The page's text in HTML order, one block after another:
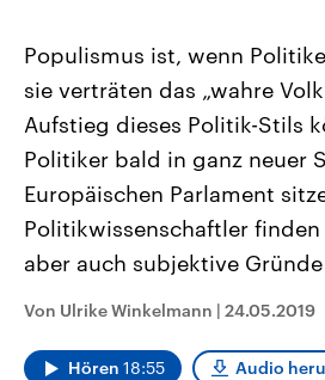
Landtagswahl Sachsen-Anhalt
2026
Alle Informationen
Sachsen-Anhalt wählt am 6.
September 2026 einen neuen
Landtag. Seit 2021 wird das
Bundesland von einer Koalition aus
Umfragen, Prognosen,
und Hintergründe zu den Parteien
und Kandidaten der anstehenden
Sendungen Programm
Audio-Archiv
Populismus ist, wenn
sie verträten das „wahre
Aufstieg dieses Politik-Stils
Politiker bald in ganz neuer
Europäischen Parlament
Politikwissenschaftler
aber auch subjektive
Von Ulrike Winkelmann | 24.05.2019
Hören 18:55 Audio